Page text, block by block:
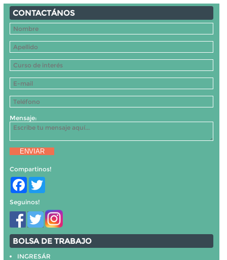
CONTACTÁNOS
Mensaje:
ENVIAR
Compartinos!
Facebook
Seguinos!
BOLSA DE TRABAJO
INGRESÁR